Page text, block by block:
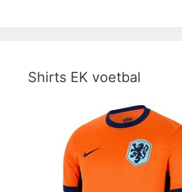
Shirts EK voetbal